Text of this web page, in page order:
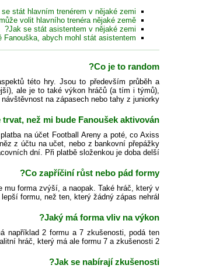
stát hlavním trenérem v nějaké zemi?
volit hlavního trenéra nějaké země?
Jak se stát asistentem v nějaké zemi?
Fanouška, abych mohl stát asistentem?
Co je to random?
této hry. Jsou to především průběh a
ale je to také výkon hráčů (a tím i týmů),
na zápasech nebo tahy z juniorky.
než mi bude Fanoušek aktivován?
na účet Football Areny a poté, co Axiss
z účtu na učet, nebo z bankovní přepážky
dní. Při platbě složenkou je doba delší.
Co zapříčiní růst nebo pád formy?
mu forma zvýší, a naopak. Také hráč, který v
formu, než ten, který žádný zápas nehrál.
Jaký má forma vliv na výkon?
například 2 formu a 7 zkušenosti, podá ten
hráč, který má ale formu 7 a zkušenosti 2.
Jak se nabírají zkušenosti?